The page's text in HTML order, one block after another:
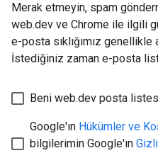
Merak etmeyin, spam
web.dev ve Chrome ile ilgili
e-posta sıklığımız
İstediğiniz zaman e-posta
Beni web.dev posta
Google'ın Hükümler ve
bilgilerimin Google'ın